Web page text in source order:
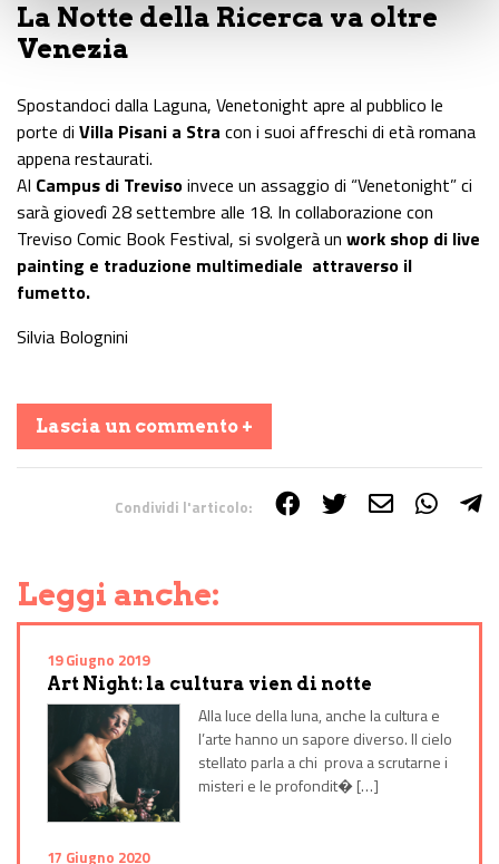
La Notte della Ricerca va oltre
Venezia
Spostandoci dalla Laguna, Venetonight apre al pubblico le
porte di Villa Pisani a Stra con i suoi affreschi di età romana
appena restaurati.
Al Campus di Trevisoinvece un assaggio di “Venetonight” ci
sarà giovedì 28 settembre alle 18. In collaborazione con
Treviso Comic Book Festival, si svolgerà un work shop di live
painting e traduzione multimediale attraverso il
fumetto.
Silvia Bolognini
Lascia un commento +
Condividi l'articolo:
Leggi anche:
19 Giugno 2019
Art Night: la cultura vien di notte
Alla luce della luna, anche la cultura e
l’arte hanno un sapore diverso. Il cielo
stellato parla a chi prova a scrutarne i
misteri e le profondit� […]
17 Giugno 2020